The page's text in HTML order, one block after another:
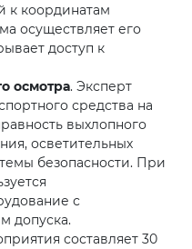
к координатам
осуществляет его
доступ к
осмотра. Эксперт
средства на
выхлопного
осветительных
безопасности. При
с
допуска.
составляет 30